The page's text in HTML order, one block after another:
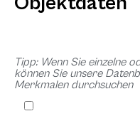
Tipp: Wenn Sie einzelne
können Sie unsere
Merkmalen durchsuchen